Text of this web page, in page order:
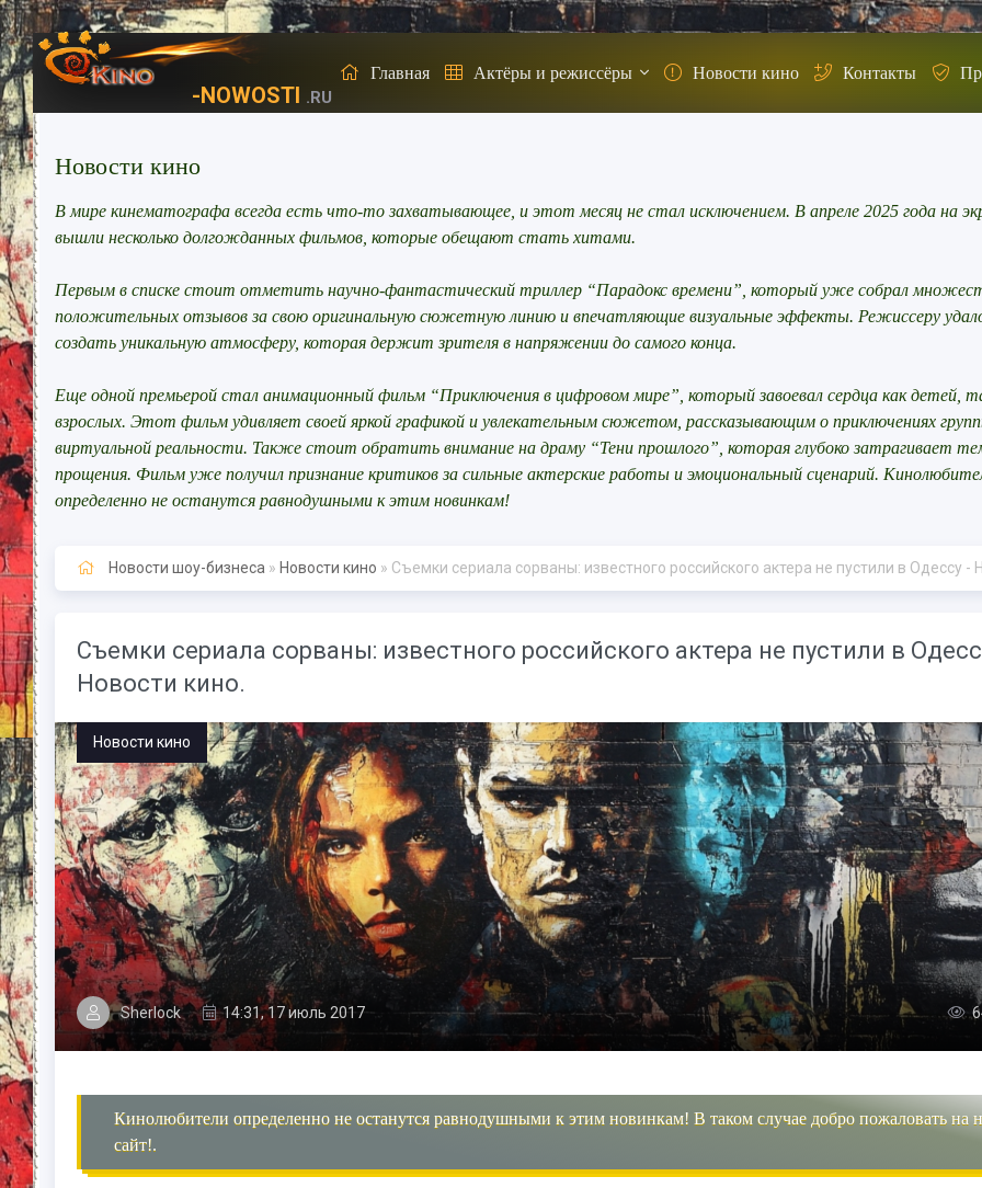
-NOWOSTI .RU
Главная Актёры и режиссёры Новости кино Контакты
Новости кино
В мире кинематографа всегда есть что-то захватывающее, и этот месяц не стал исключением. В апреле 2025 года на
вышли несколько долгожданных фильмов, которые обещают стать хитами.
Первым в списке стоит отметить научно-фантастический триллер “Парадокс времени”, который уже собрал
положительных отзывов за свою оригинальную сюжетную линию и впечатляющие визуальные эффекты. Режиссеру
создать уникальную атмосферу, которая держит зрителя в напряжении до самого конца.
Еще одной премьерой стал анимационный фильм “Приключения в цифровом мире”, который завоевал сердца как детей,
взрослых. Этот фильм удивляет своей яркой графикой и увлекательным сюжетом, рассказывающим о приключениях
виртуальной реальности. Также стоит обратить внимание на драму “Тени прошлого”, которая глубоко затрагивает
прощения. Фильм уже получил признание критиков за сильные актерские работы и эмоциональный сценарий.
определенно не останутся равнодушными к этим новинкам!
Новости шоу-бизнеса » Новости кино » Съемки сериала сорваны: известного российского актера не пустили в Одессу -
Съемки сериала сорваны: известного российского актера не пустили в
Новости кино.
Новости кино
Sherlock 14:31, 17 июль 2017
Кинолюбители определенно не останутся равнодушными к этим новинкам! В таком случае добро пожаловать на
сайт!.